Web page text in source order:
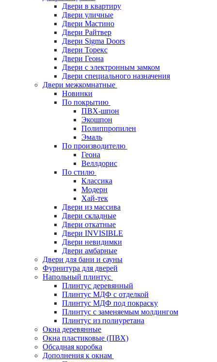
Двери в квартиру
Двери уличные
Двери Мастино
Двери Райтвер
Двери Sigma Doors
Двери Торекс
Двери Геона
Двери с электронным замком
Двери специального назначения
Двери межкомнатные
Новинки
По покрытию
ПВХ-шпон
Экошпон
Полиппропилен
Эмаль
По производителю
Геона
Веллдорис
По стилю
Классика
Модерн
Хай-тек
Двери из массива
Двери складные
Двери откатные
Двери INVISIBLE
Двери невидимки
Двери амбарные
Двери для бани и сауны
Фурнитура для дверей
Напольный плинтус
Плинтус деревянный
Плинтус МДФ с отделкой
Плинтус МДФ под покраску
Плинтус с заменяемым молдингом
Плинтус из полиуретана
Окна деревянные
Окна пластиковые (ПВХ)
Обсадная коробка
Дополнения к окнам